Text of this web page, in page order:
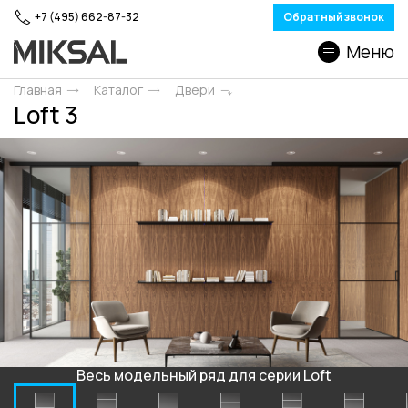
+7 (495) 662-87-32 Обратный звонок
Меню
Главная Каталог Двери
Loft 3
Весь модельный ряд для серии Loft